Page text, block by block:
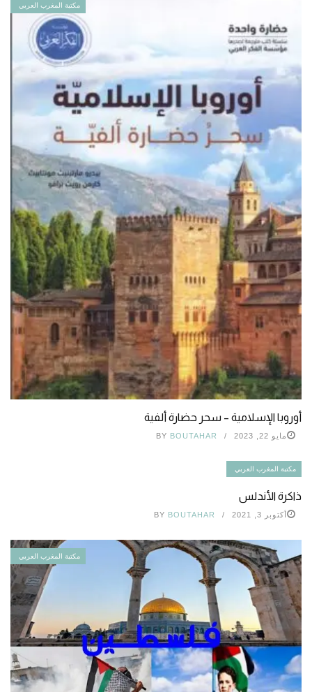
مكتبة المغرب العربي
أوروبا الإسلامية – سحر حضارة ألفية
مايو 22, 2023 BY BOUTAHAR
مكتبة المغرب العربي
ذاكرة الأندلس
أكتوبر 3, 2021 BY BOUTAHAR
مكتبة المغرب العربي